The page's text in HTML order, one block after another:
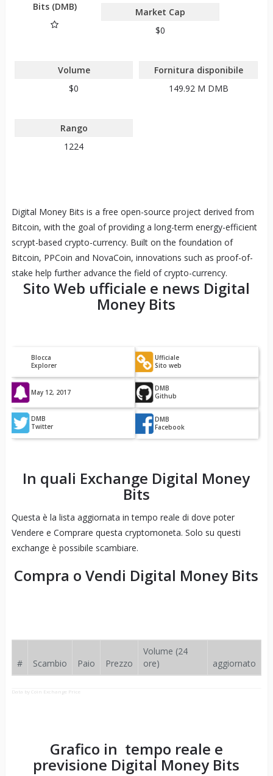
Bits (DMB)
Market Cap
$0
Volume
$0
Fornitura disponibile
149.92 M DMB
Rango
1224
Digital Money Bits is a free open-source project derived from
Bitcoin, with the goal of providing a long-term energy-efficient
scrypt-based crypto-currency. Built on the foundation of
Bitcoin, PPCoin and NovaCoin, innovations such as proof-of-
stake help further advance the field of crypto-currency.
Sito Web ufficiale e news Digital
Money Bits
Blocca
Explorer
Ufficiale
Sito web
May 12, 2017
DMB
Github
DMB
Twitter
DMB
Facebook
In quali Exchange Digital Money
Bits
Questa è la lista aggiornata in tempo reale di dove poter
Vendere e Comprare questa cryptomoneta. Solo su questi
exchange è possibile scambiare.
Compra o Vendi Digital Money Bits
# Scambio Paio Prezzo
Volume (24
ore)
aggiornato
Data by Coin Exchange Price
Grafico in tempo reale e
previsione Digital Money Bits